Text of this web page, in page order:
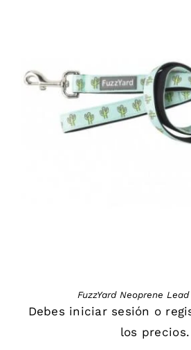
DETAILS
FuzzYard Neoprene
Debes iniciar sesión o
los precios.